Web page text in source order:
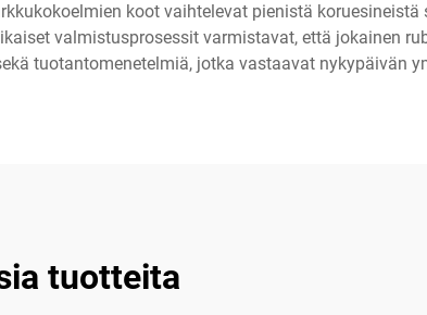
koot vaihtelevat pienistä
valmistusprosessit varmistavat, että jokainen
tuotantomenetelmiä, jotka vastaavat nykypäivän
tuotteita